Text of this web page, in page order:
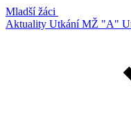
Mladší žáci
Aktuality Utkání MŽ "A"